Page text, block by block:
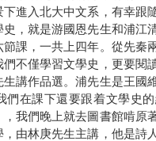
進入北大中文系，有幸跟
，就是游國恩先生和浦江
課，一共上四年。從先秦
們不僅學習文學史，更要閱
講作品選。浦先生是王國
們在課下還要跟着文學史
，我們晚上就去圖書館啃原
由林庚先生主講，他是詩